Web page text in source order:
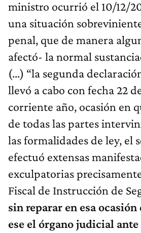
ministro ocurrió el 10/12/
una situación
penal, que de manera
afectó- la normal
(...) “la segunda
llevó a cabo con fecha 22
corriente año, ocasión en
de todas las partes
las formalidades de ley, el
efectuó extensas
exculpatorias
Fiscal de Instrucción de
sin reparar en esa
ese el órgano judicial